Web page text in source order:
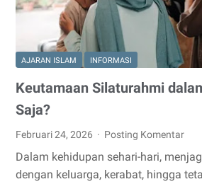
Hukum,
dan
Syaratnya!
AJARAN ISLAM INFORMASI
Keutamaan Silaturahmi
Saja?
Februari 24, 2026 Posting Komentar
Dalam kehidupan sehari-hari,
dengan keluarga, kerabat, hingga
Keutamaan